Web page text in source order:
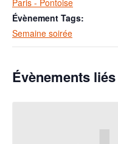
Paris - Pontoise
Évènement Tags:
Semaine soirée
Évènements liés